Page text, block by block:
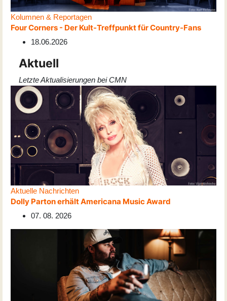
Kolumnen & Reportagen
Four Corners - Der Kult-Treffpunkt für Country-Fans
18.06.2026
Aktuell
Letzte Aktualisierungen bei CMN
Aktuelle Nachrichten
Dolly Parton erhält Americana Music Award
07. 08. 2026